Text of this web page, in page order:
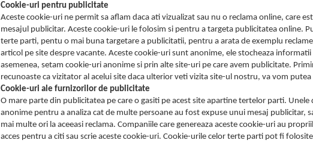
Cookie-uri pentru publicitate
Aceste cookie-uri ne permit sa aflam daca ati vizualizat sau nu o reclama online, care
mesajul publicitar. Aceste cookie-uri le folosim si pentru a targeta publicitatea online.
terte parti, pentu o mai buna targetare a publicitatii, pentru a arata de exemplu
articol pe site despre vacante. Aceste cookie-uri sunt anonime, ele stocheaza
asemenea, setam cookie-uri anonime si prin alte site-uri pe care avem publicitate.
recunoaste ca vizitator al acelui site daca ulterior veti vizita site-ul nostru, va vom
Cookie-uri ale furnizorilor de publicitate
O mare parte din publicitatea pe care o gasiti pe acest site apartine tertelor parti.
anonime pentru a analiza cat de multe persoane au fost expuse unui mesaj publicitar,
mai multe ori la aceeasi reclama. Companiile care genereaza aceste cookie-uri au
acces pentru a citi sau scrie aceste cookie-uri. Cookie-urile celor terte parti pot fi